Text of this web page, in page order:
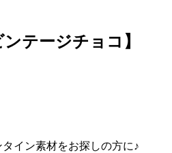
テージチョコ】
イン素材をお探しの方に♪